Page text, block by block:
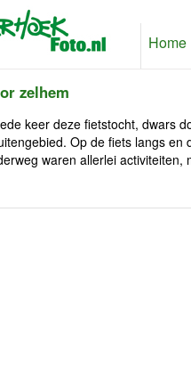
Home
zelhem
keer deze fietstocht, dwars
Op de fiets langs
waren allerlei